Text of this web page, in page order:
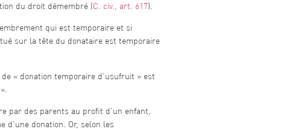
du droit démembré (C. civ., art. 617).
qui est temporaire et si
sur la tête du donataire est temporaire
« donation temporaire d’usufruit » est
par des parents au profit d’un enfant,
d’une donation. Or, selon les